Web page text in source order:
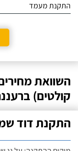
התקנת מעמד
השוואת
קולטים)
התקנת דוד שמש